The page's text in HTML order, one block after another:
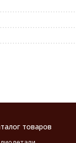
товаров